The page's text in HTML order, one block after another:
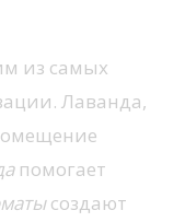
из самых
Лаванда,
помогает
создают